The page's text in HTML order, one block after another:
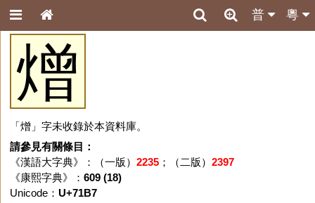
粵
普
熷
「熷」字未收錄於本資料庫。
請參見有關條目：
《漢語大字典》：（一版） 2235；（二版） 2397
《康熙字典》： 609 (18)
Unicode： U+71B7